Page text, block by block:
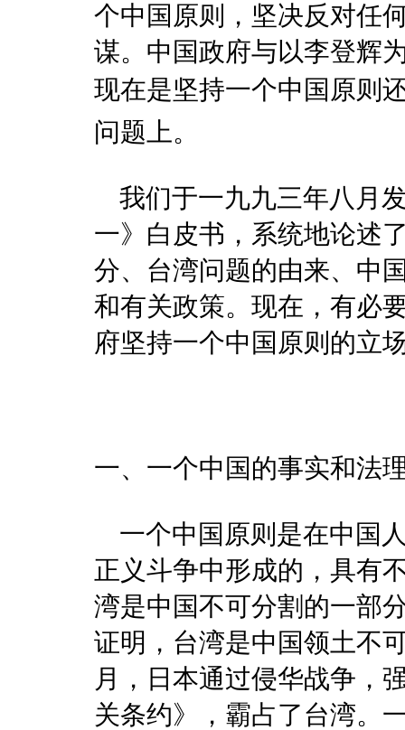
个中国原则，坚决反对任
谋。中国政府与以李登辉
现在是坚持一个中国原则还
问题上。
我们于一九九三年八月
一》白皮书，系统地论述
分、台湾问题的由来、中
和有关政策。现在，有必
府坚持一个中国原则的立
一、一个中国的事实和法
一个中国原则是在中国
正义斗争中形成的，具有
湾是中国不可分割的一部
证明，台湾是中国领土不
月，日本通过侵华战争，
关条约》，霸占了台湾。